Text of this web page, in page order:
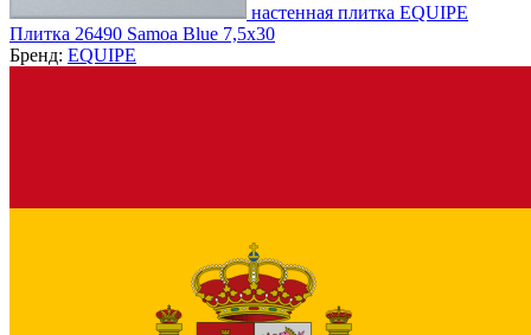
настенная плитка EQUIPE
Плитка 26490 Samoa Blue 7,5x30
Бренд: EQUIPE